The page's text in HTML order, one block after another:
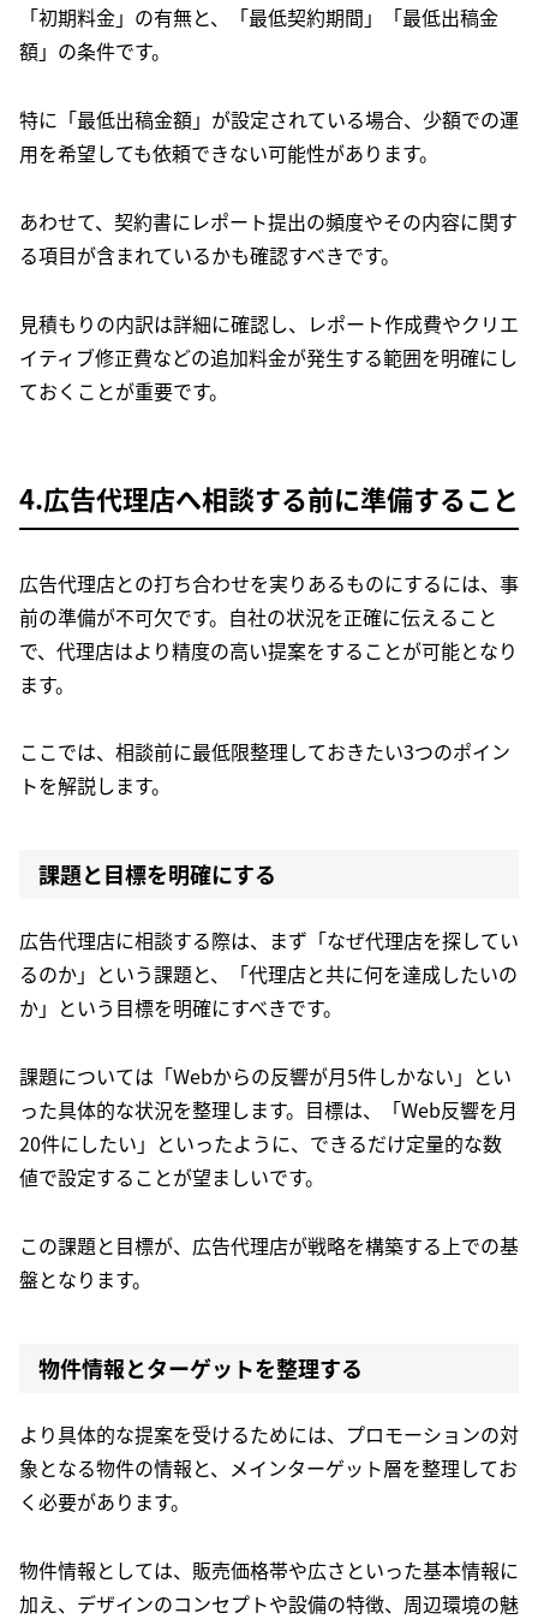
「初期料金」の有無と、「最低契約期間」「最低出稿金
額」の条件です。
特に「最低出稿金額」が設定されている場合、少額での運
用を希望しても依頼できない可能性があります。
あわせて、契約書にレポート提出の頻度やその内容に関す
る項目が含まれているかも確認すべきです。
見積もりの内訳は詳細に確認し、レポート作成費やクリエ
イティブ修正費などの追加料金が発生する範囲を明確にし
ておくことが重要です。
4.広告代理店へ相談する前に準備すること
広告代理店との打ち合わせを実りあるものにするには、事
前の準備が不可欠です。自社の状況を正確に伝えること
で、代理店はより精度の高い提案をすることが可能となり
ます。
ここでは、相談前に最低限整理しておきたい3つのポイン
トを解説します。
課題と目標を明確にする
広告代理店に相談する際は、まず「なぜ代理店を探してい
るのか」という課題と、「代理店と共に何を達成したいの
か」という目標を明確にすべきです。
課題については「Webからの反響が月5件しかない」とい
った具体的な状況を整理します。目標は、「Web反響を月
20件にしたい」といったように、できるだけ定量的な数
値で設定することが望ましいです。
この課題と目標が、広告代理店が戦略を構築する上での基
盤となります。
物件情報とターゲットを整理する
より具体的な提案を受けるためには、プロモーションの対
象となる物件の情報と、メインターゲット層を整理してお
く必要があります。
物件情報としては、販売価格帯や広さといった基本情報に
加え、デザインのコンセプトや設備の特徴、周辺環境の魅